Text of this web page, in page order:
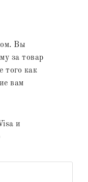
Вы
за товар
того как
вам
и